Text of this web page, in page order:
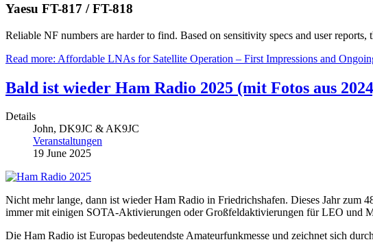
Yaesu FT-817 / FT-818
Reliable NF numbers are harder to find. Based on sensitivity specs and user
Read more: Affordable LNAs for Satellite Operation – First Impressions and
Bald ist wieder Ham Radio 2025 (mit Fotos aus
Details
John, DK9JC & AK9JC
Veranstaltungen
19 June 2025
Nicht mehr lange, dann ist wieder Ham Radio in Friedrichshafen. Dieses Jahr zum
immer mit einigen SOTA-Aktivierungen oder Großfeldaktivierungen für LEO und
Die Ham Radio ist Europas bedeutendste Amateurfunkmesse und zeichnet sich